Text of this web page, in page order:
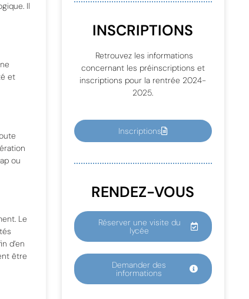
Il
et
ou
Le
d’en
être
INSCRIPTIONS
Retrouvez les informations
concernant les préinscriptions et
inscriptions pour la rentrée 2024-
2025.
Inscriptions
RENDEZ-VOUS
Réserver une visite du
lycée
Demander des
informations